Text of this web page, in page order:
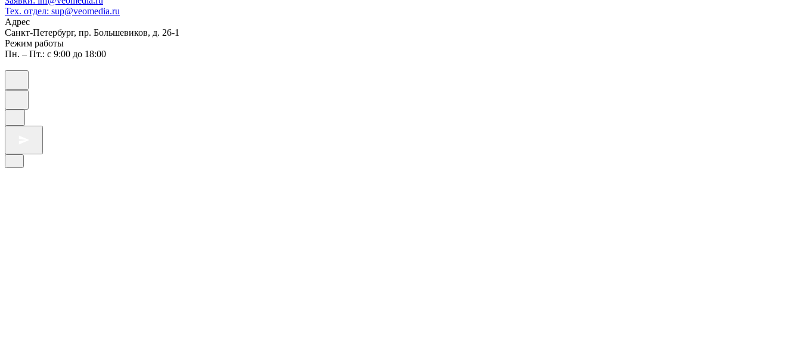
Тех. отдел: sup@veomedia.ru
Адрес
Санкт-Петербург, пр. Большевиков, д. 26-1
Режим работы
Пн. – Пт.: с 9:00 до 18:00